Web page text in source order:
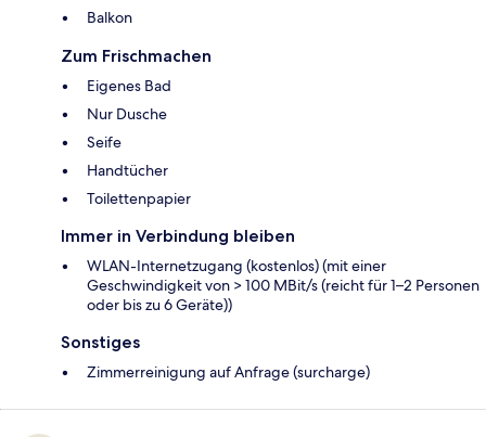
Balkon
Zum Frischmachen
Eigenes Bad
Nur Dusche
Seife
Handtücher
Toilettenpapier
Immer in Verbindung bleiben
WLAN-Internetzugang (kostenlos) (mit einer
Geschwindigkeit von > 100 MBit/s (reicht für 1–2 Personen
oder bis zu 6 Geräte))
Sonstiges
Zimmerreinigung auf Anfrage (surcharge)